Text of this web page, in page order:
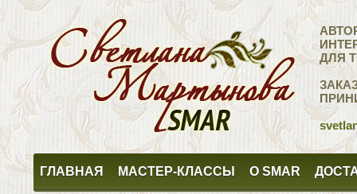
ДЛЯ
ГЛАВНАЯ МАСТЕР-КЛАССЫ О SMAR